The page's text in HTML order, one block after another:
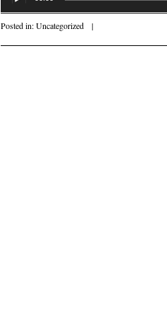
Posted in:Uncategorized |